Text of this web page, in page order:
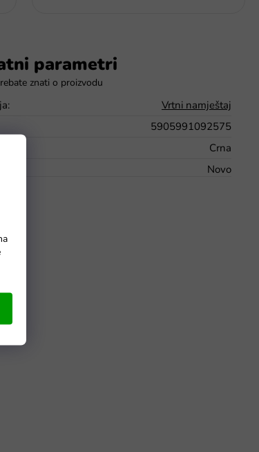
parametri
:
Vrtni namještaj
5905991092575
Crna
Novo